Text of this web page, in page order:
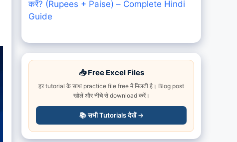
करें? (Rupees + Paise) – Complete Hindi
Guide
📥 Free Excel Files
हर tutorial के साथ practice file free में मिलती है। Blog post
खोलें और नीचे से download करें।
📚 सभी Tutorials देखें →